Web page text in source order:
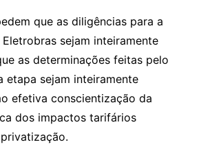
que as diligências para a
sejam inteiramente
as determinações feitas pelo
etapa sejam inteiramente
efetiva conscientização da
dos impactos tarifários